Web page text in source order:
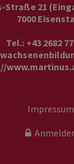
Straße 21
7000
Tel.: +43 2682
Impressum